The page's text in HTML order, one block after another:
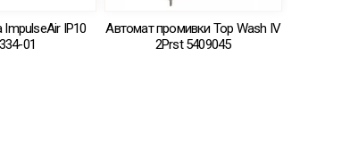
ImpulseAir IP10
01
Автомат промивки Top Wash IV
2Prst 5409045